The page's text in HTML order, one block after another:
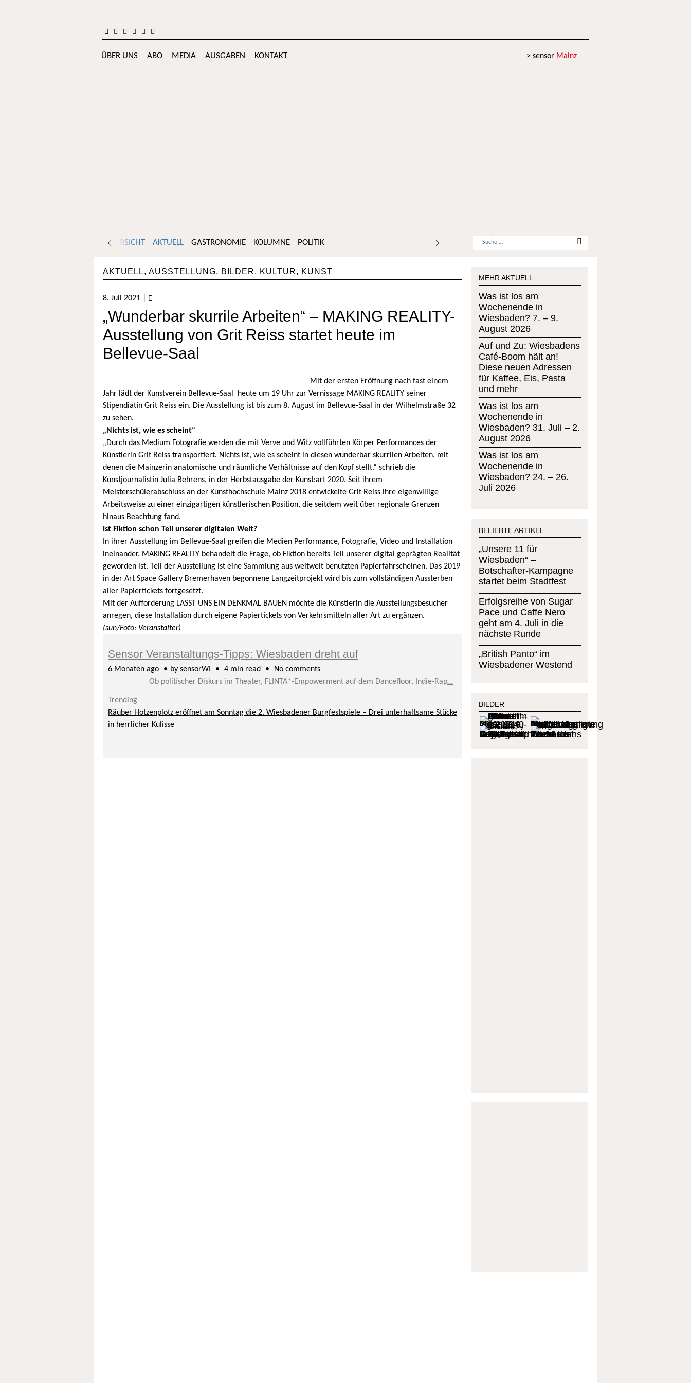
ÜBER UNS ABO MEDIA AUSGABEN KONTAKT > sensor Mainz
ÜBERSICHT AKTUELL GASTRONOMIE KOLUMNE POLITIK Username
AKTUELL, AUSSTELLUNG, BILDER, KULTUR, KUNST
8. Juli 2021
„Wunderbar skurrile Arbeiten“ – MAKING REALITY-
Ausstellung von Grit Reiss startet heute im
Bellevue-Saal
Mit der ersten Eröffnung nach fast einem
Jahr lädt der Kunstverein Bellevue-Saal heute um 19 Uhr zur Vernissage MAKING REALITY seiner
Stipendiatin Grit Reiss ein. Die Ausstellung ist bis zum 8. August im Bellevue-Saal in der Wilhelmstraße 32
zu sehen.
„Nichts ist, wie es scheint“
„Durch das Medium Fotografie werden die mit Verve und Witz vollführten Körper Performances der
Künstlerin Grit Reiss transportiert. Nichts ist, wie es scheint in diesen wunderbar skurrilen Arbeiten, mit
denen die Mainzerin anatomische und räumliche Verhältnisse auf den Kopf stellt.“ schrieb die
Kunstjournalistin Julia Behrens, in der Herbstausgabe der Kunst:art 2020. Seit ihrem
Meisterschülerabschluss an der Kunsthochschule Mainz 2018 entwickelte Grit Reiss ihre eigenwillige
Arbeitsweise zu einer einzigartigen künstlerischen Position, die seitdem weit über regionale Grenzen
hinaus Beachtung fand.
Ist Fiktion schon Teil unserer digitalen Welt?
In ihrer Ausstellung im Bellevue-Saal greifen die Medien Performance, Fotografie, Video und Installation
ineinander. MAKING REALITY behandelt die Frage, ob Fiktion bereits Teil unserer digital geprägten Realität
geworden ist. Teil der Ausstellung ist eine Sammlung aus weltweit benutzten Papierfahrscheinen. Das 2019
in der Art Space Gallery Bremerhaven begonnene Langzeitprojekt wird bis zum vollständigen Aussterben
aller Papiertickets fortgesetzt.
Mit der Aufforderung LASST UNS EIN DENKMAL BAUEN möchte die Künstlerin die Ausstellungsbesucher
anregen, diese Installation durch eigene Papiertickets von Verkehrsmitteln aller Art zu ergänzen.
(sun/Foto: Veranstalter)
Sensor Veranstaltungs-Tipps: Wiesbaden dreht auf
6 Monaten ago by sensorWI 4 min read
No comments
Ob politischer Diskurs im Theater, FLINTA*-Empowerment auf dem Dancefloor, Indie-Rap…
Trending
Räuber Hotzenplotz eröffnet am Sonntag die 2. Wiesbadener Burgfestspiele – Drei unterhaltsame Stücke
in herrlicher Kulisse
MEHR AKTUELL:
Was ist los am
Wochenende in
Wiesbaden? 7. – 9.
August 2026
Auf und Zu: Wiesbadens
Café-Boom hält an!
Diese neuen Adressen
für Kaffee, Eis, Pasta
und mehr
Was ist los am
Wochenende in
Wiesbaden? 31. Juli – 2.
August 2026
Was ist los am
Wochenende in
Wiesbaden? 24. – 26.
Juli 2026
BELIEBTE ARTIKEL
„Unsere 11 für
Wiesbaden“ –
Botschafter-Kampagne
startet beim Stadtfest
Erfolgsreihe von Sugar
Pace und Caffe Nero
geht am 4. Juli in die
nächste Runde
„British Panto“ im
Wiesbadener Westend
BILDER